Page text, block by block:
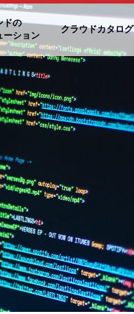
ドの
ーション
クラウドカタログ